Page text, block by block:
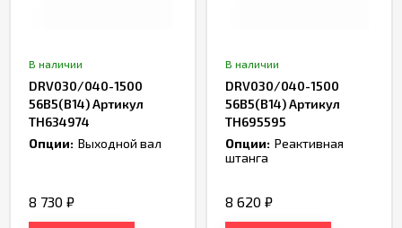
В наличии
DRV030/040-1500
56B5(B14) Артикул
TH634974
Опции: Выходной вал
8 730 ₽
В наличии
DRV030/040-1500
56B5(B14) Артикул
TH695595
Опции: Реактивная
штанга
8 620 ₽